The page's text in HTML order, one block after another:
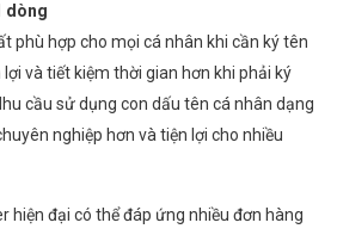
dòng
phù hợp cho mọi cá nhân khi cần ký tên
và tiết kiệm thời gian hơn khi phải ký
cầu sử dụng con dấu tên cá nhân dạng
nghiệp hơn và tiện lợi cho nhiều
hiện đại có thể đáp ứng nhiều đơn hàng